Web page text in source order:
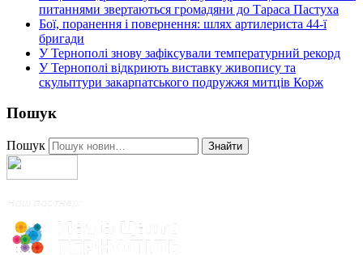
питаннями звертаються громадяни до Тараса Пастуха
Бої, поранення і повернення: шлях артилериста 44-ї
бригади
У Тернополі знову зафіксували температурний рекорд
У Тернополі відкриють виставку живопису та
скульптури закарпатського подружжя митців Корж
Пошук
Пошук Знайти